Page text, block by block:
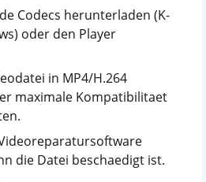
Codecs herunterladen (K-
oder den Player
in MP4/H.264
maximale Kompatibilitaet
die Datei beschaedigt ist.